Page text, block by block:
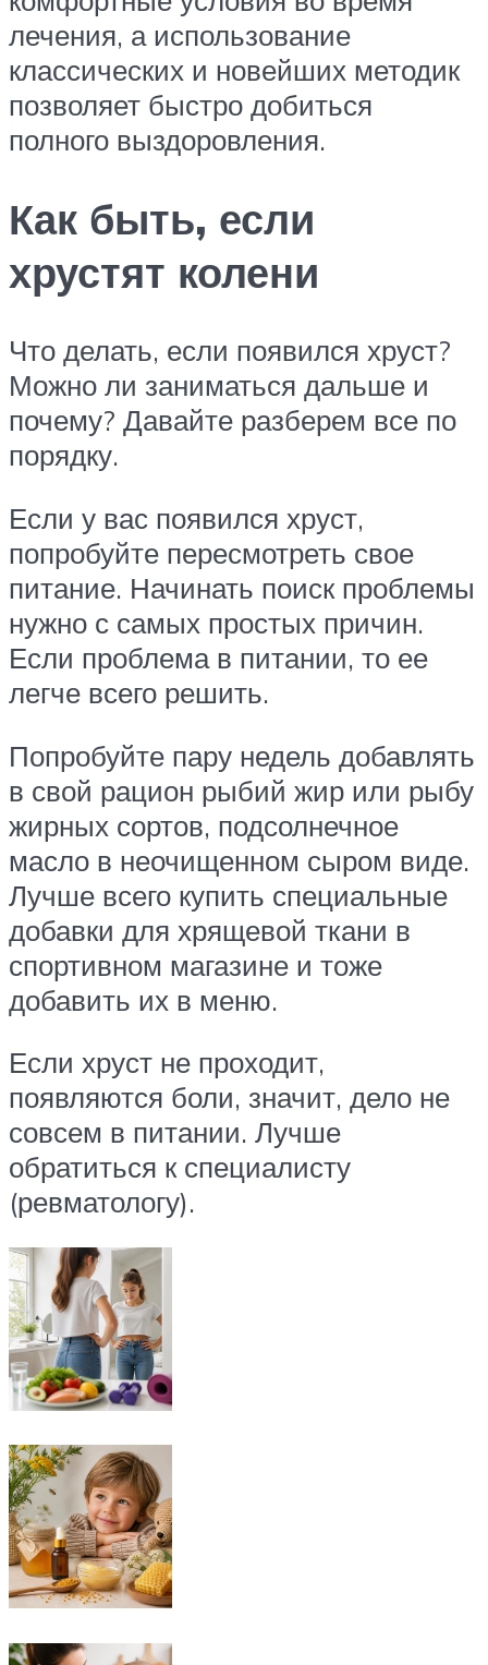
лечения, а использование
классических и новейших методик
позволяет быстро добиться
полного выздоровления.
Как быть, если
хрустят колени
Что делать, если появился хруст?
Можно ли заниматься дальше и
почему? Давайте разберем все по
порядку.
Если у вас появился хруст,
попробуйте пересмотреть свое
питание. Начинать поиск проблемы
нужно с самых простых причин.
Если проблема в питании, то ее
легче всего решить.
Попробуйте пару недель добавлять
в свой рацион рыбий жир или рыбу
жирных сортов, подсолнечное
масло в неочищенном сыром виде.
Лучше всего купить специальные
добавки для хрящевой ткани в
спортивном магазине и тоже
добавить их в меню.
Если хруст не проходит,
появляются боли, значит, дело не
совсем в питании. Лучше
обратиться к специалисту
(ревматологу).